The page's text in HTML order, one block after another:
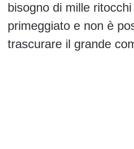
bisogno di mille
primeggiato e non è
trascurare il grande